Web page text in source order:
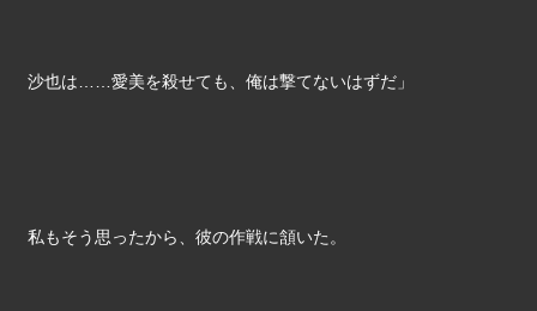
沙也は……愛美を殺せても、俺は撃てないはずだ」
私もそう思ったから、彼の作戦に頷いた。